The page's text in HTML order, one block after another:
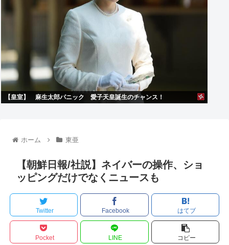
【皇室】 麻生太郎パニック 愛子天皇誕生のチャンス！
ホーム 東亜
【朝鮮日報/社説】ネイバーの操作、ショ
ッピングだけでなくニュースも
Twitter Facebook はてブ
Pocket LINE コピー